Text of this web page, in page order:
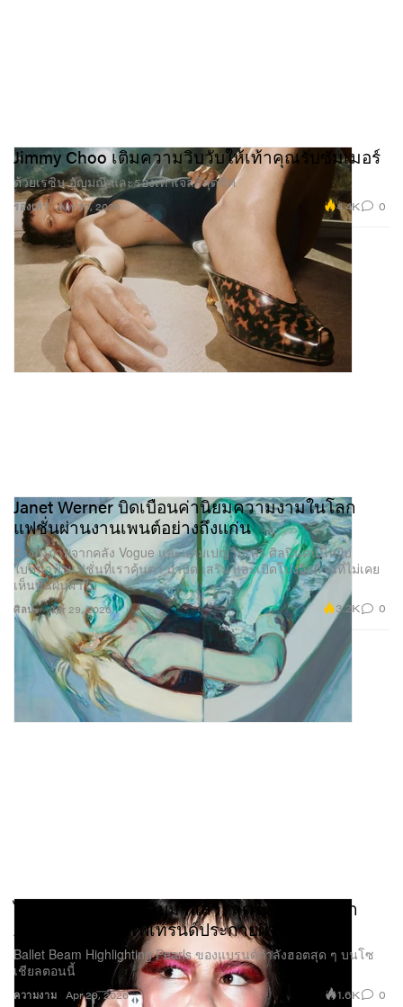
รองเท้า
Jimmy Choo เติมความวิบวับให้เท้าคุณรับซัมเมอร์
ด้วยเรซิน อัญมณี และรองเท้าเจลลี่สุดชิค
Apr 30, 2026 4.4K 0
ศิลปะ
Janet Werner บิดเบือนค่านิยมความงามในโลก
แฟชั่นผ่านงานเพนต์อย่างถึงแก่น
อ้างอิงภาพจากคลัง Vogue และแคมเปญวินเทจ ศิลปินคนนี้หยิบ
ใบหน้าฟ้าแฟชั่นที่เราคุ้นตา มาบิด เสริม และเปิดโปงอีกด้านที่ไม่เคย
เห็นบนผืนผ้าใบ
Apr 29, 2026 3.2K 0
ความงาม
ไฮไลเตอร์ฟีเวอร์กลับมาแล้ว! ลุคใหม่ล่าสุดจาก
About-Face จุดไฟเทรนด์ประกายผิวอีกครั้ง
Ballet Beam Highlighting Pearls ของแบรนด์กำลังฮอตสุด ๆ บนโซ
เชียลตอนนี้
Apr 29, 2026 1.6K 0